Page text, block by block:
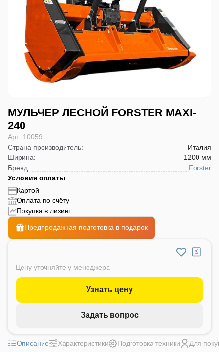
МУЛЬЧЕР ЛЕСНОЙ FORSTER MAXI-
240
Арт: 10059
Страна производитель:
Италия
Ширина:
1200 мм
Бренд:
Forster
Условия оплаты
Картой
Оплата по счёту
Покупка в лизинг
Предпродажная подготовка в подарок
Цену уточняйте у менеджера
Узнать цену
Задать вопрос
Описание Характеристики Подготовка техники Для